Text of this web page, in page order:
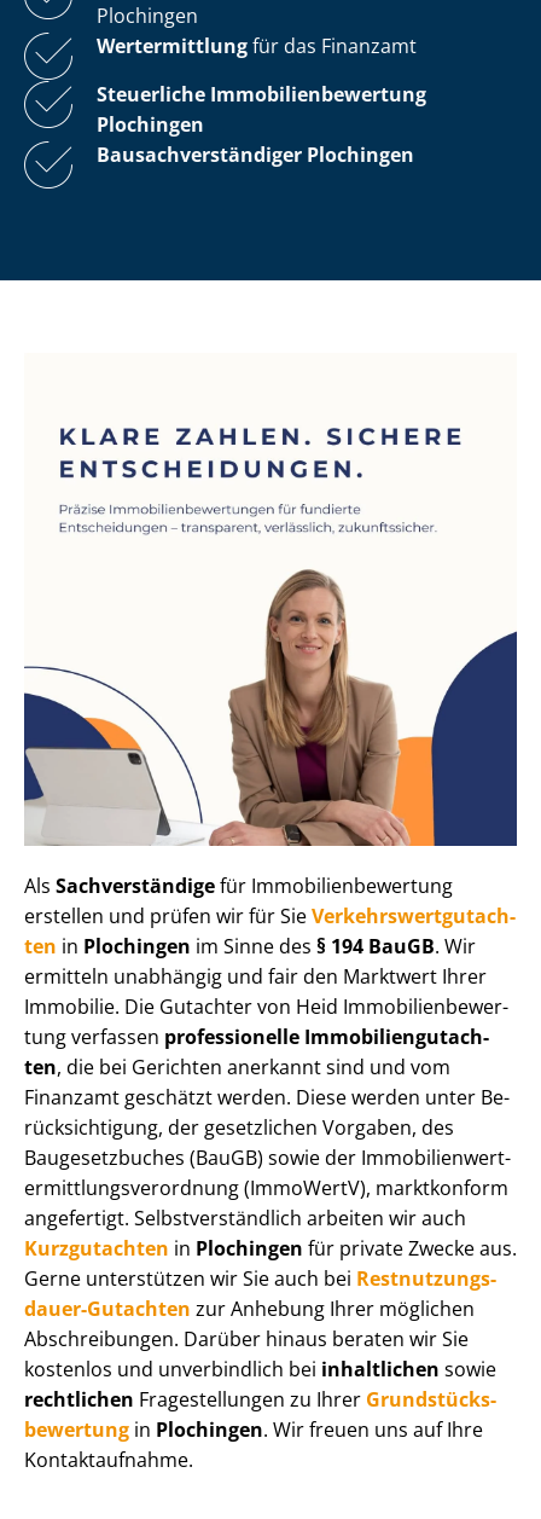
Plochingen
Wertermittlungfür das Finanzamt
Steuerliche Im­mo­bi­li­en­be­wer­tung
Plochingen
Bau­sach­ver­stän­di­ger Plochingen
Als Sachverständigefür Im­mo­bi­li­en­be­wer­tung
erstellen und prüfen wir für SieVer­kehrs­wert­gut­ach­
ten in Plochingen im Sinne des § 194 BauGB. Wir
ermitteln unabhängig und fair den Marktwert Ihrer
Immobilie. Die Gutachter von Heid Im­mo­bi­li­en­be­wer­
tung verfassen professionelle Im­mo­bi­li­en­gut­ach­
ten, die bei Gerichten anerkannt sind und vom
Finanzamt geschätzt werden. Diese werden unter Be­
rück­sich­ti­gung, der gesetzlichen Vorgaben, des
Baugesetzbuches (BauGB) sowie der Im­mo­bi­li­en­wert­
ermitt­lungs­ver­ord­nung (ImmoWertV), marktkonform
angefertigt. Selbst­ver­ständ­lich arbeiten wir auch
Kurzgutachten in Plochingen für private Zwecke aus.
Gerne unterstützen wir Sie auch bei Rest­nut­zungs­
dau­er-Gutachten zur Anhebung Ihrer möglichen
Abschreibungen. Darüber hinaus beraten wir Sie
kostenlos und unverbindlich bei inhaltlichen sowie
rechtlichen Fragestellungen zu Ihrer Grund­stücks­
be­wer­tung in Plochingen. Wir freuen uns auf Ihre
Kontaktaufnahme.